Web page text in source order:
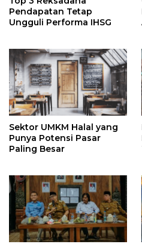
Pendapatan Tetap
Ungguli Performa IHSG
Sektor UMKM Halal yang
Punya Potensi Pasar
Paling Besar